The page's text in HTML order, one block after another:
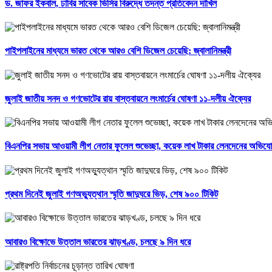
ড. জাফর ইকবাল, ঢাবির সাবেক ভিসির বিরুদ্ধে তদন্ত প্রতিবেদন দাখিল
পাইপলাইনের মাধ্যমে ভারত থেকে আরও বেশি ডিজেল চেয়েছি: জ্বালানিমন্ত্রী
জুলাই জাতীয় সনদ ও গণভোটের রায় বাস্তবায়নে লংমার্চের ঘোষণা ১১-দলীয় ঐক্যের
বিএনপির সভায় আওয়ামী লীগ নেতার ফুলেল শুভেচ্ছা, কয়েক লাখ টাকার লেনদেনের
প্রথম দিনেই জুলাই গণঅভ্যুত্থান স্মৃতি জাদুঘরে ভিড়, শেষ ৯০০ টিকিট
আবারও বিক্ষোভে উত্তাল ভারতের ঝাড়খণ্ড, চলছে ৯ দিন ধরে